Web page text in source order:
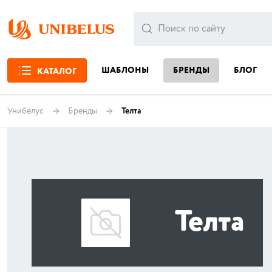
КАТАЛОГ ШАБЛОНЫ БРЕНДЫ БЛОГ
Унибелус Бренды Телта
Телта